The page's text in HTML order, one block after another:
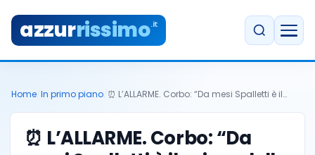
azzurrissimo.it
Home In primo piano ⏰ L’ALLARME. Corbo: “Da mesi Spalletti è il…
⏰ L’ALLARME. Corbo: “Da